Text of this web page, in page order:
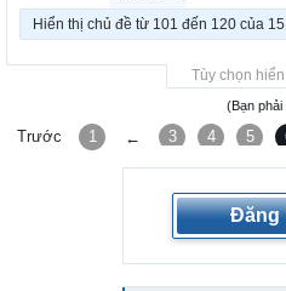
Hiển thị chủ đề từ 101 đến 120 của
Tùy chọn
(Bạn
Trước 1 ← 3 4 5
Đăng